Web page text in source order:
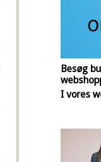
Besøg
I vores